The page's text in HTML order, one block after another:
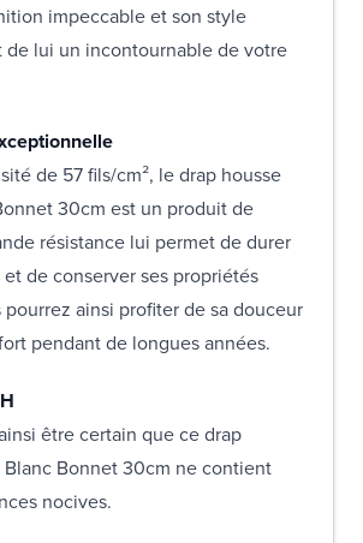
impeccable et son style
lui un incontournable de votre
de 57 fils/cm², le drap housse
30cm est un produit de
résistance lui permet de durer
de conserver ses propriétés
pourrez ainsi profiter de sa douceur
pendant de longues années.
être certain que ce drap
Blanc Bonnet 30cm ne contient
nocives.